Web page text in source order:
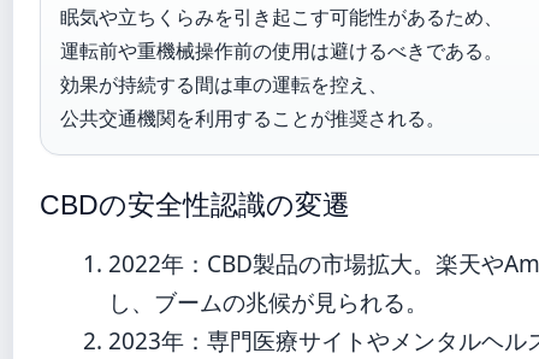
眠気や立ちくらみを引き起こす可能性があるため、
運転前や重機械操作前の使用は避けるべきである。
効果が持続する間は車の運転を控え、
公共交通機関を利用することが推奨される。
CBDの安全性認識の変遷
2022年 ：CBD製品の市場拡大。楽天や
し、ブームの兆候が見られる。
2023年 ：専門医療サイトやメンタルヘ